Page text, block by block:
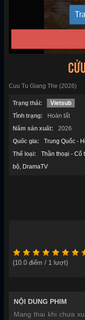
Cuu Tu Giang The (2026)
Trạng thái:
Vietsub
Tình trạng:
Hoàn tất
Năm sản xuất:
2026
Quốc gia:
Trung Quốc -
Thể loại:
Thần thoại - Cổ
bộ DramaTV
(10.0 điểm / 1 lượt)
NỘI DUNG PHIM
Mang thai khi chưa